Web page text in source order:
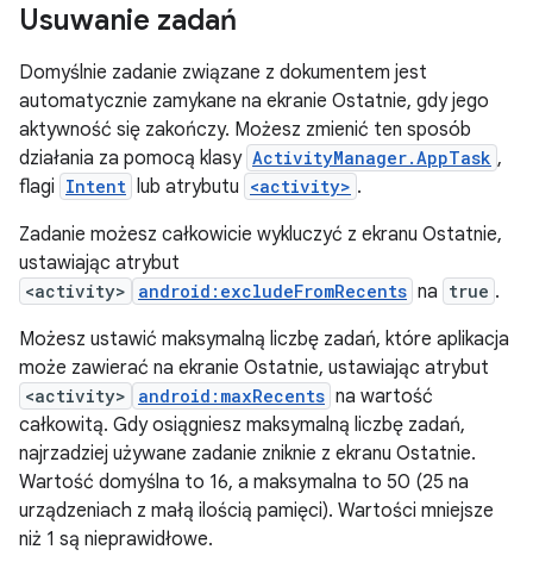
Usuwanie zadań
Domyślnie zadanie związane z dokumentem jest
automatycznie zamykane na ekranie Ostatnie, gdy jego
aktywność się zakończy. Możesz zmienić ten sposób
działania za pomocą klasy ActivityManager.AppTask ,
flagi Intent lub atrybutu <activity> .
Zadanie możesz całkowicie wykluczyć z ekranu Ostatnie,
ustawiając atrybut
<activity> android:excludeFromRecents na true .
Możesz ustawić maksymalną liczbę zadań, które aplikacja
może zawierać na ekranie Ostatnie, ustawiając atrybut
<activity> android:maxRecents na wartość
całkowitą. Gdy osiągniesz maksymalną liczbę zadań,
najrzadziej używane zadanie zniknie z ekranu Ostatnie.
Wartość domyślna to 16, a maksymalna to 50 (25 na
urządzeniach z małą ilością pamięci). Wartości mniejsze
niż 1 są nieprawidłowe.